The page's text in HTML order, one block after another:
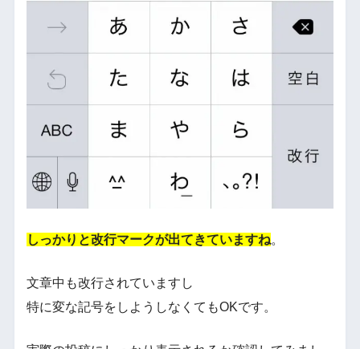
しっかりと改行マークが出てきていますね。
文章中も改行されていますし
特に変な記号をしようしなくてもOKです。